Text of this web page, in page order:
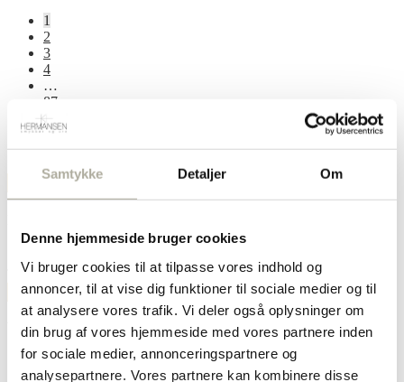
Samtykke Detaljer Om
Denne hjemmeside bruger cookies
Vi bruger cookies til at tilpasse vores indhold og
annoncer, til at vise dig funktioner til sociale medier og til
at analysere vores trafik. Vi deler også oplysninger om
din brug af vores hjemmeside med vores partnere inden
for sociale medier, annonceringspartnere og
analysepartnere. Vores partnere kan kombinere disse
1
2
3
4
…
87
88
89
→
Vis filtrering
468921 Ankelkæder Armbånd Automatik
Creol
Ørekæde
Øreringe Oxyderet
Træfigurer
Ure Vægur Vækkeur Vedhæng
Varekategorier
Ankelkæder